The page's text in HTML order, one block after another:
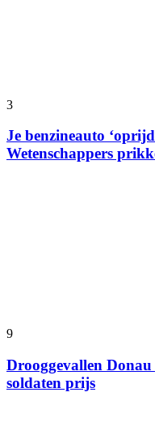
3
Je benzineauto
Wetenschappers
9
Drooggevallen
soldaten prijs